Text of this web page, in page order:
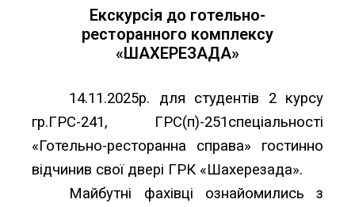
Екскурсія до готельно-
ресторанного комплексу
«ШАХЕРЕЗАДА»
14.11.2025р. для студентів 2 курсу
гр.ГРС-241, ГРС(п)-251спеціальності
«Готельно-ресторанна справа» гостинно
відчинив свої двері ГРК «Шахерезада».
Майбутні фахівці ознайомились з